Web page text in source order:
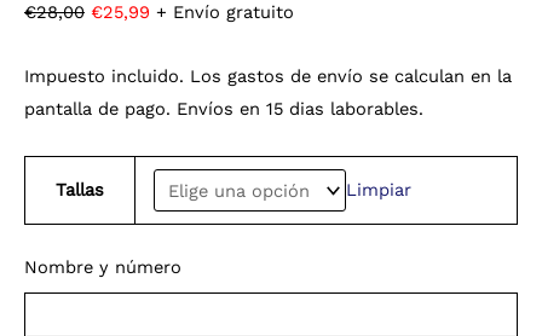
€28,00 €25,99 + Envío gratuito
Impuesto incluido. Los gastos de envío se calculan en la
pantalla de pago. Envíos en 15 dias laborables.
Tallas Limpiar
Nombre y número